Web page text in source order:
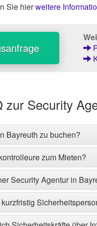
Sie hierweitere
zur Security
Bayreuth zu buchen?
zum Mieten?
Security Agentur in